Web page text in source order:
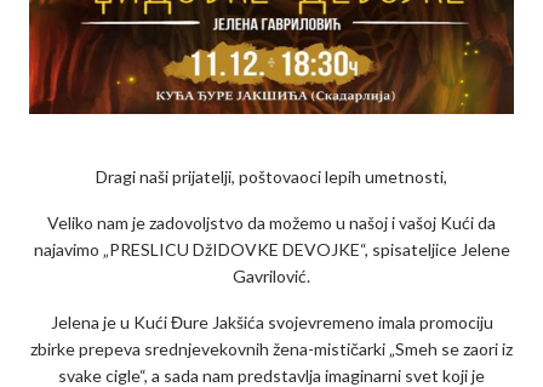
Dragi naši prijatelji, poštovaoci lepih umetnosti,
Veliko nam je zadovoljstvo da možemo u našoj i vašoj Kući da
najavimo „PRESLICU DžIDOVKE DEVOJKE“, spisateljice Jelene
Gavrilović.
Jelena je u Kući Đure Jakšića svojevremeno imala promociju
zbirke prepeva srednjevekovnih žena-mističarki „Smeh se zaori iz
svake cigle“, a sada nam predstavlja imaginarni svet koji je